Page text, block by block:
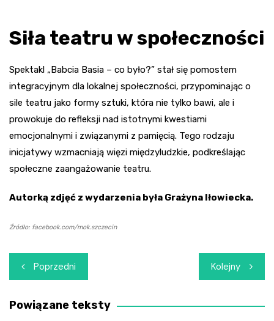
Siła teatru w społeczności
Spektakl „Babcia Basia – co było?” stał się pomostem
integracyjnym dla lokalnej społeczności, przypominając o
sile teatru jako formy sztuki, która nie tylko bawi, ale i
prowokuje do refleksji nad istotnymi kwestiami
emocjonalnymi i związanymi z pamięcią. Tego rodzaju
inicjatywy wzmacniają więzi międzyludzkie, podkreślając
społeczne zaangażowanie teatru.
Autorką zdjęć z wydarzenia była Grażyna Iłowiecka.
Źródło: facebook.com/mok.szczecin
Nawigacja
wpisu
Poprzedni Kolejny
Powiązane teksty